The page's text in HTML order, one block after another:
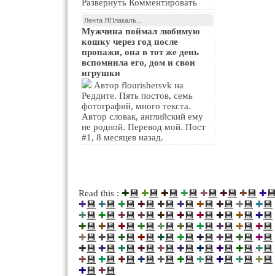
Развернуть Комментировать
Лента ЯПлакалъ...
Мужчина поймал любимую
кошку через год после
пропажи, она в тот же день
вспомнила его, дом и свои
игрушки
Реддите. Пять постов, семь
фотографий, много текста.
Автор словак, английский ему
не родной. Перевод мой. Пост
#1, 8 месяцев назад.
Read this : ✚💾 ✚💾 ✚💾 ✚💾 ✚💾 ✚💾 ✚💾 ✚
✚💾 ✚💾 ✚💾 ✚💾 ✚💾 ✚💾 ✚💾 ✚💾 ✚💾 ✚💾
✚💾 ✚💾 ✚💾 ✚💾 ✚💾 ✚💾 ✚💾 ✚💾 ✚💾 ✚💾
✚💾 ✚💾 ✚💾 ✚💾 ✚💾 ✚💾 ✚💾 ✚💾 ✚💾 ✚💾
✚💾 ✚💾 ✚💾 ✚💾 ✚💾 ✚💾 ✚💾 ✚💾 ✚💾 ✚💾
✚💾 ✚💾 ✚💾 ✚💾 ✚💾 ✚💾 ✚💾 ✚💾 ✚💾 ✚💾
✚💾 ✚💾 ✚💾 ✚💾 ✚💾 ✚💾 ✚💾 ✚💾 ✚💾 ✚💾
✚💾 ✚💾